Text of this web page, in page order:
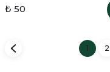
₺ 50
1 2